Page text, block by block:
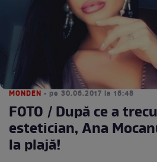
MONDEN • pe 30.06.2017 la 16:48
FOTO / După ce a
estetician, Ana
la plajă!